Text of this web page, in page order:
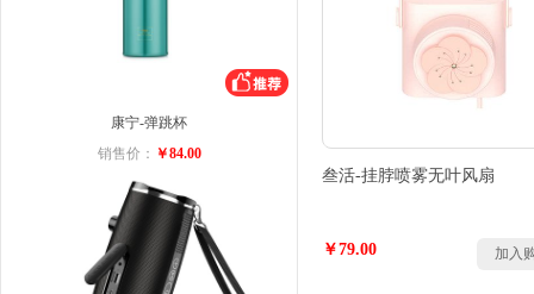
康宁-弹跳杯
销售价： ￥84.00
叁活-挂脖喷雾无叶风扇
￥79.00 加入